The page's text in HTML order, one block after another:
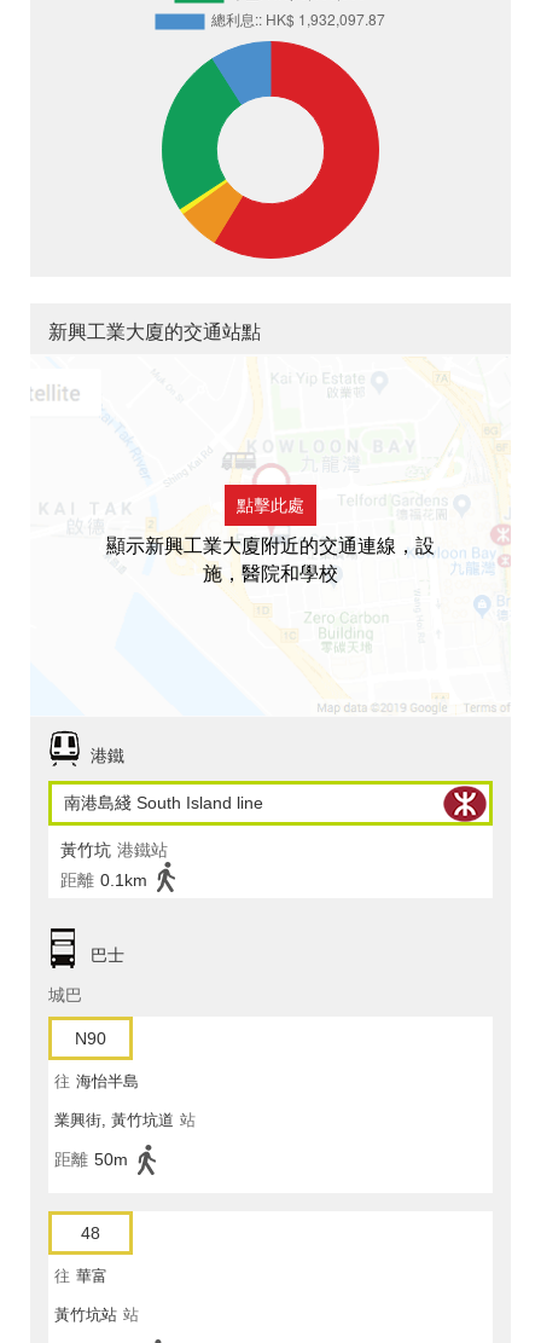
新興工業大廈的交通站點
點擊此處
顯示新興工業大廈附近的交通連線，設
施，醫院和學校
港鐵
南港島綫 South Island line
黃竹坑 港鐵站
距離 0.1km
巴士
城巴
N90
往 海怡半島
業興街, 黃竹坑道 站
距離 50m
48
往 華富
黃竹坑站 站